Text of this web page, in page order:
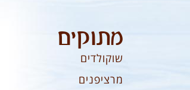
מתוקים
שוקולדים
מרציפנים